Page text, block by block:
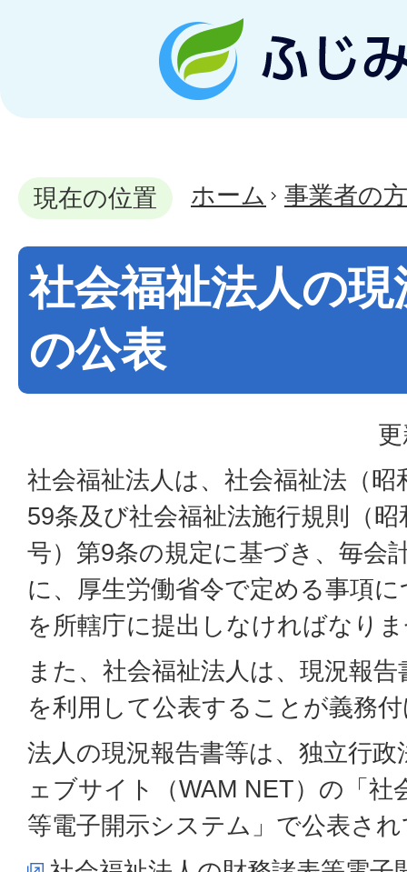
現在の位置 ホーム 事業者の
社会福祉法人の
の公表
社会福祉法人は、社会福祉法（昭
59条及び社会福祉法施行規則（
号）第9条の規定に基づき、毎会
に、厚生労働省令で定める事項
を所轄庁に提出しなければなり
また、社会福祉法人は、現況報
を利用して公表することが義務
法人の現況報告書等は、独立行
ェブサイト（WAM NET）の「社
等電子開示システム」で公表さ